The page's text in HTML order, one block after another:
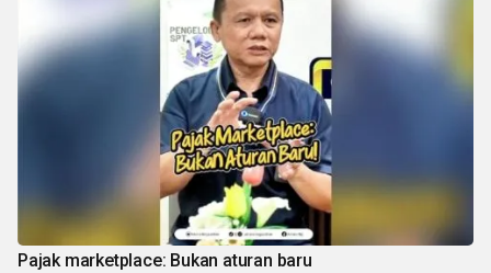
Pajak marketplace: Bukan aturan baru